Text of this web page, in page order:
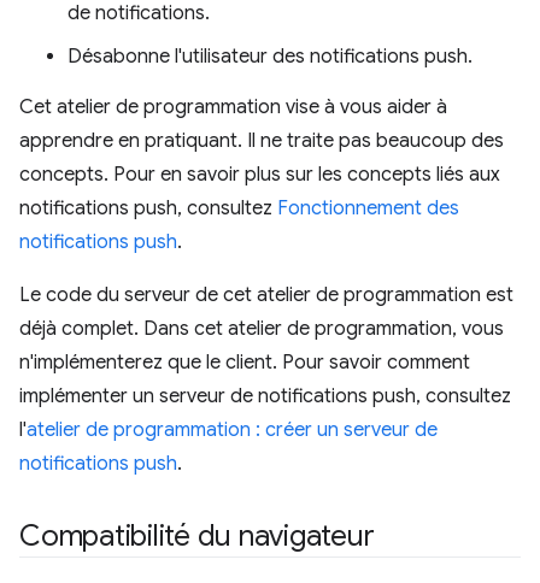
de notifications.
Désabonne l'utilisateur des notifications push.
Cet atelier de programmation vise à vous aider à
apprendre en pratiquant. Il ne traite pas beaucoup des
concepts. Pour en savoir plus sur les concepts liés aux
notifications push, consultez Fonctionnement des
notifications push.
Le code du serveur de cet atelier de programmation est
déjà complet. Dans cet atelier de programmation, vous
n'implémenterez que le client. Pour savoir comment
implémenter un serveur de notifications push, consultez
l'atelier de programmation : créer un serveur de
notifications push.
Compatibilité du navigateur